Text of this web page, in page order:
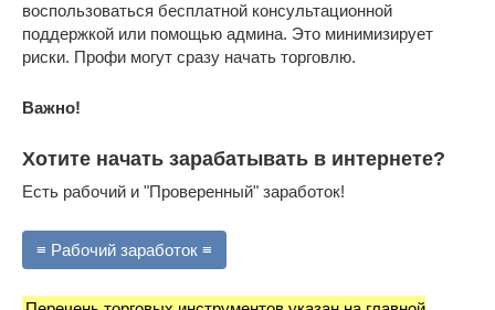
воспользоваться бесплатной консультационной
поддержкой или помощью админа. Это минимизирует
риски. Профи могут сразу начать торговлю.
Важно!
Хотите начать зарабатывать в интернете?
Есть рабочий и "Проверенный" заработок!
≡ Рабочий заработок ≡